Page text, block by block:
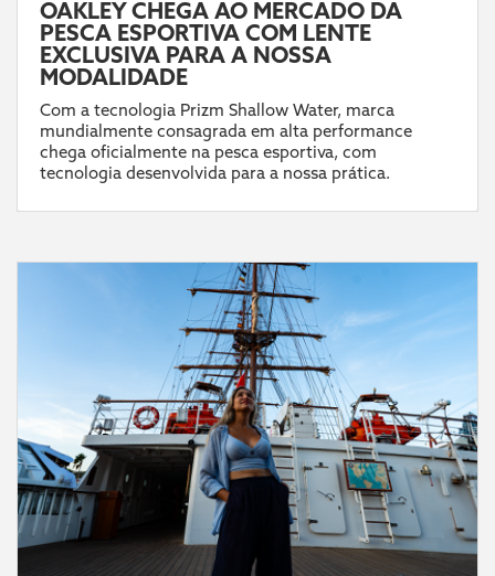
OAKLEY CHEGA AO MERCADO DA
PESCA ESPORTIVA COM LENTE
EXCLUSIVA PARA A NOSSA
MODALIDADE
Com a tecnologia Prizm Shallow Water, marca
mundialmente consagrada em alta performance
chega oficialmente na pesca esportiva, com
tecnologia desenvolvida para a nossa prática.